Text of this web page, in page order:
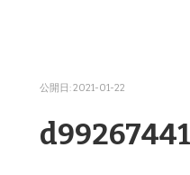
公開日:2021-01-22